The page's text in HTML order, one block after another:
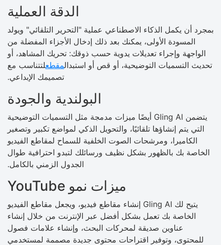
الدقة العملية
بمجرد أن يكمل الذكاء الاصطناعي عملية "التحرير التلقائي" ويولد
المسودة الأولى، يمكنك بعد ذلك إدخال الأجزاء المفضلة من
الواجهة وإجراء تعديلات يدوية حسب ذوقك: تحريك المشاهد، أو
تحديث التسميات التوضيحية، أو قص أو استبدالمقطعلتتناسب مع
تصميمك الإبداعي.
البولندية والجودة
يتضمن Gling AI أيضًا ميزات مدمجة مثل التسميات التوضيحية
التي يتم إنشاؤها تلقائيًا، والتحويل الذكي لمواضع تكبير وتصغير
الكاميرا، ومرشحات الصوت الخلفية للسماح لمقاطع الفيديو
الخاصة بك بالظهور بشكل نظيف ورسائلك لتبدو احترافية طوال
الجدول الزمني بالكامل.
ميزات نمو YouTube
يتيح لك Gling AI إنشاء مقاطع فيديو، ويجعل مقاطع الفيديو
الخاصة بك تعمل بشكل أفضل عبر الإنترنت من خلال إنشاء
عناوين صديقة لمحركات البحث، وإنشاء علامات فصول
للمحتوى، وتوفير اقتراحات محتوى جديدة مصممة لمستخدمي